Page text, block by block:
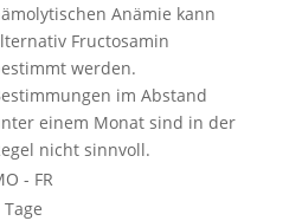
Anämie kann
Fructosamin
werden.
im Abstand
einem Monat sind in der
nicht sinnvoll.
- FR
Tage